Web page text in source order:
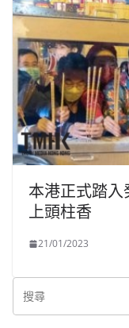
本港正式踏
上頭柱香
21/01/2023